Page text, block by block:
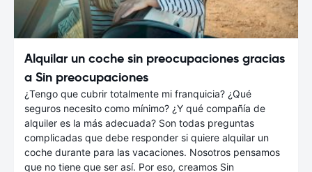
Alquilar un coche sin preocupaciones gracias
a Sin preocupaciones
¿Tengo que cubrir totalmente mi franquicia? ¿Qué
seguros necesito como mínimo? ¿Y qué compañía de
alquiler es la más adecuada? Son todas preguntas
complicadas que debe responder si quiere alquilar un
coche durante para las vacaciones. Nosotros pensamos
que no tiene que ser así. Por eso, creamos Sin